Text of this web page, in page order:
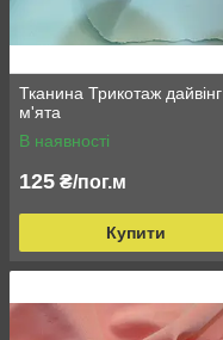
Тканина Трикотаж дайвінг
м'ята
В наявності
125 ₴/пог.м
Купити